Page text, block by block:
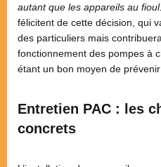
autant que les appareils au fioul.
félicitent de cette décision, qui
des particuliers mais
fonctionnement des pompes à
étant un bon moyen de prévenir
Entretien PAC : les
concrets